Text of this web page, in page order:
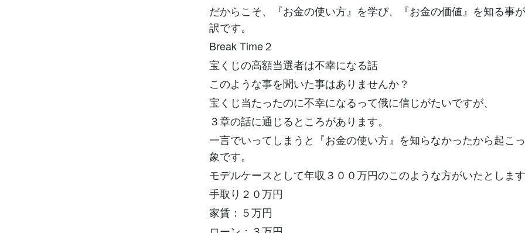
だからこそ、『お金の使い方』を学び、『お金の価値』を知る事
訳です。
Break Time２
宝くじの高額当選者は不幸になる話
このような事を聞いた事はありませんか？
宝くじ当たったのに不幸になるって俄に信じがたいですが、
３章の話に通じるところがあります。
一言でいってしまうと『お金の使い方』を知らなかったから起こ
象です。
モデルケースとして年収３００万円のこのような方がいたとします
手取り２０万円
家賃：５万円